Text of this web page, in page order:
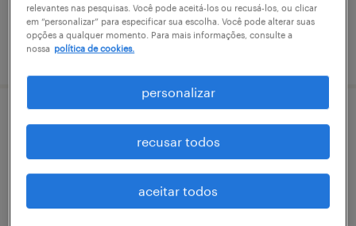
vaga postada em 29 abril 2026
analista de rh - controle de ponto
vila nova barueri, são paulo
R$4,501 - R$5,500 por mês
relevantes nas pesquisas. Você pode aceitá-los ou recusá-los, ou clicar
em “personalizar” para especificar sua escolha. Você pode alterar suas
opções a qualquer momento. Para mais informações, consulte a
nossa política de cookies.
personalizar
recusar todos
aceitar todos